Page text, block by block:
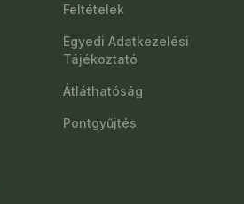
Feltételek
Egyedi Adatkezelési
Tájékoztató
Átláthatóság
Pontgyűjtés